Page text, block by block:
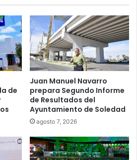
de
Juan Manuel Navarro
prepara Segundo Informe
de Resultados del
Ayuntamiento de Soledad
agosto 7, 2026